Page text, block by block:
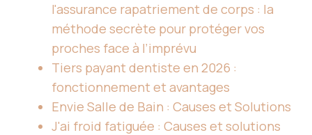
l'assurance rapatriement de corps : la
méthode secrète pour protéger vos
proches face à l’imprévu
Tiers payant dentiste en 2026 :
fonctionnement et avantages
Envie Salle de Bain : Causes et Solutions
J'ai froid fatiguée : Causes et solutions